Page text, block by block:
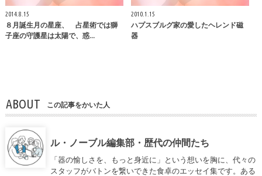
2014.8.15
８月誕生月の星座、 占星術では獅
子座の守護星は太陽で、惑…
2010.1.15
ハプスブルグ家の愛したヘレンド磁
器
ABOUT この記事をかいた人
ル・ノーブル編集部・歴代の仲間たち
「器の愉しさを、もっと身近に」という想いを胸に、代々の
スタッフがバトンを繋いできた食卓のエッセイ集です。ある